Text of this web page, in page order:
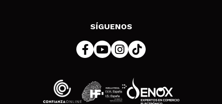
Política de cookies
SÍGUENOS